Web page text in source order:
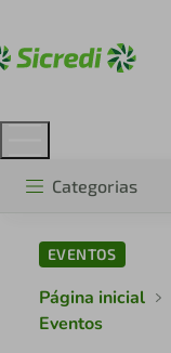
Categorias
EVENTOS
Página inicial
Eventos